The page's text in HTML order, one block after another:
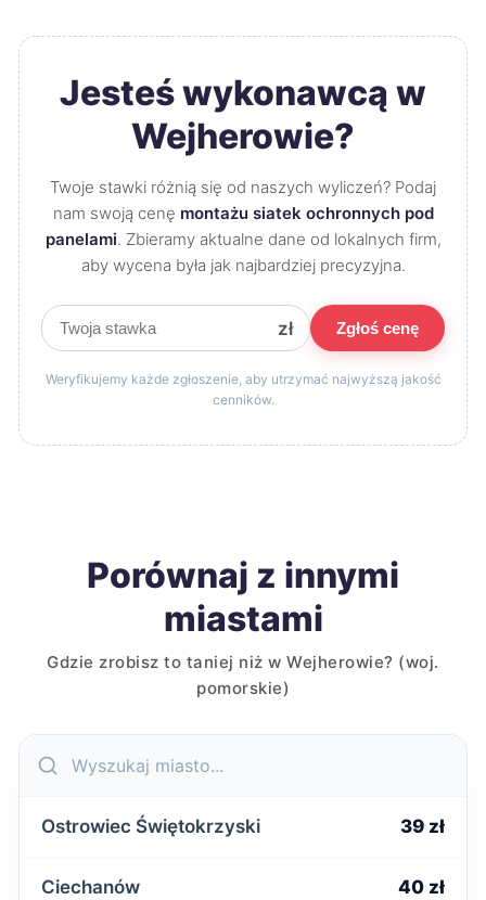
Jesteś wykonawcą w
Wejherowie?
Twoje stawki różnią się od naszych wyliczeń? Podaj
nam swoją cenę montażu siatek ochronnych pod
panelami. Zbieramy aktualne dane od lokalnych firm,
aby wycena była jak najbardziej precyzyjna.
zł Zgłoś cenę
Weryfikujemy każde zgłoszenie, aby utrzymać najwyższą jakość
cenników.
Porównaj z innymi
miastami
Gdzie zrobisz to taniej niż w Wejherowie? (woj.
pomorskie)
Ostrowiec Świętokrzyski 39 zł
Ciechanów 40 zł